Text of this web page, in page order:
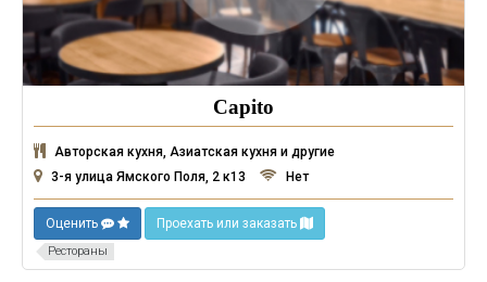
Capito
Авторская кухня, Азиатская кухня и другие
3-я улица Ямского Поля, 2 к13
Нет
Оценить Проехать или заказать
Рестораны